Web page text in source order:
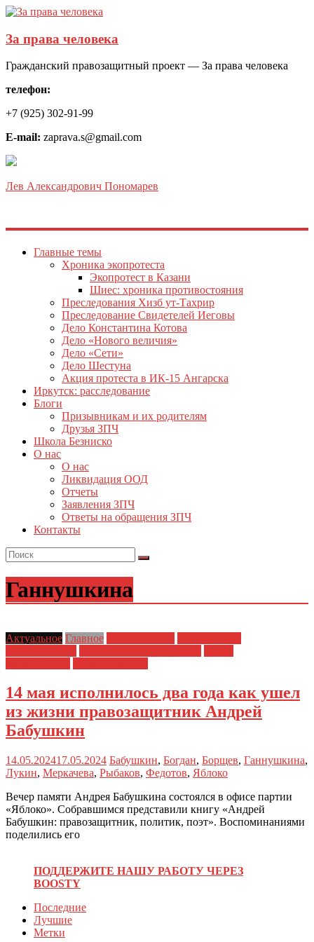
За права человека
Гражданский правозащитный проект — За права человека
телефон:
+7 (925) 302-91-99
E-mail: zaprava.s@gmail.com
Лев Александрович Пономарев
Главные темы
Хроника экопротеста
Экопротест в Казани
Шиес: хроника противостояния
Преследования Хизб ут-Тахрир
Преследование Свидетелей Иеговы
Дело Константина Котова
Дело «Нового величия»
Дело «Сети»
Дело Шестуна
Акция протеста в ИК-15 Ангарска
Иркутск: расследование
Блоги
Призывникам и их родителям
Друзья ЗПЧ
Школа Безниско
О нас
О нас
Ликвидация ООД
Отчеты
Заявления ЗПЧ
Ответы на обращения ЗПЧ
Контакты
Ганнушкина
Актуальное Главное
14 мая исполнилось два года как ушел
из жизни правозащитник Андрей
Бабушкин
14.05.202417.05.2024 Бабушкин, Богдан, Борщев, Ганнушкина,
Лукин, Меркачева, Рыбаков, Федотов, Яблоко
Вечер памяти Андрея Бабушкина состоялся в офисе партии
«Яблоко». Собравшимся представили книгу «Андрей
Бабушкин: правозащитник, политик, поэт». Воспоминаниями
поделились его
ПОДДЕРЖИТЕ НАШУ РАБОТУ ЧЕРЕЗ
BOOSTY
Последние
Лучшие
Метки